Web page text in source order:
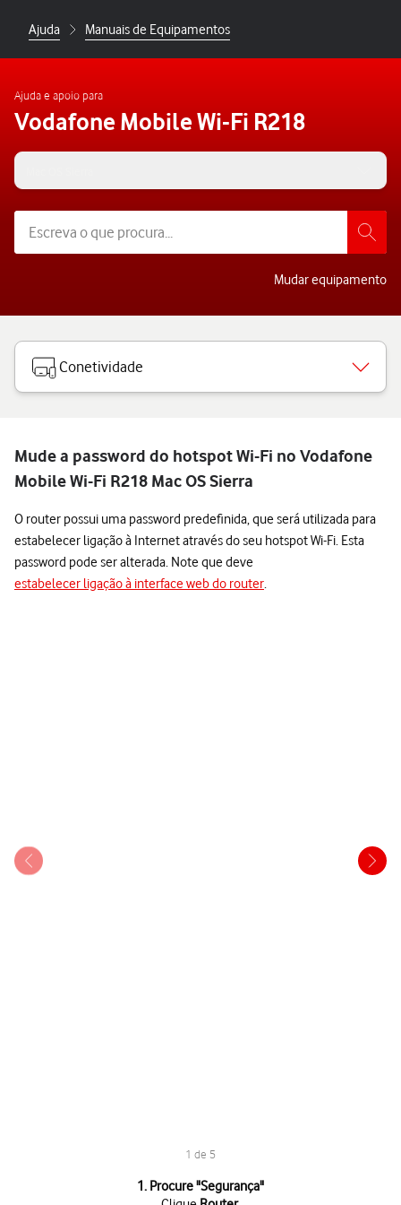
Ajuda Manuais de Equipamentos
Ajuda e apoio para
Vodafone Mobile Wi-Fi R218
Mudar equipamento
Conetividade
Mude a password do hotspot Wi-Fi no Vodafone
Mobile Wi-Fi R218 Mac OS Sierra
O router possui uma password predefinida, que será utilizada para
estabelecer ligação à Internet através do seu hotspot Wi-Fi. Esta
password pode ser alterada. Note que deve
estabelecer ligação à interface web do router.
1 de 5
1. Procure "Segurança"